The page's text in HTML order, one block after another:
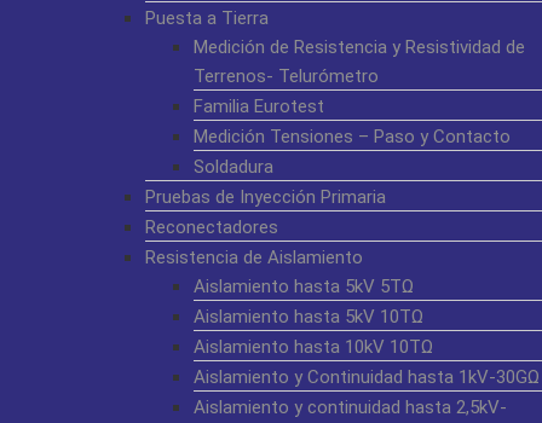
Puesta a Tierra
Medición de Resistencia y Resistividad de
Terrenos- Telurómetro
Familia Eurotest
Medición Tensiones – Paso y Contacto
Soldadura
Pruebas de Inyección Primaria
Reconectadores
Resistencia de Aislamiento
Aislamiento hasta 5kV 5TΩ
Aislamiento hasta 5kV 10TΩ
Aislamiento hasta 10kV 10TΩ
Aislamiento y Continuidad hasta 1kV-30GΩ
Aislamiento y continuidad hasta 2,5kV-